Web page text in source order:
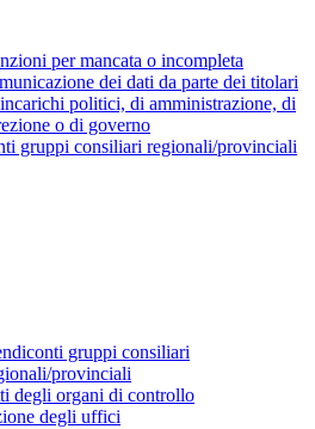
per mancata o incompleta
dei dati da parte dei titolari
politici, di amministrazione, di
o di governo
gruppi consiliari regionali/provinciali
gruppi consiliari
provinciali
degli organi di controllo
degli uffici